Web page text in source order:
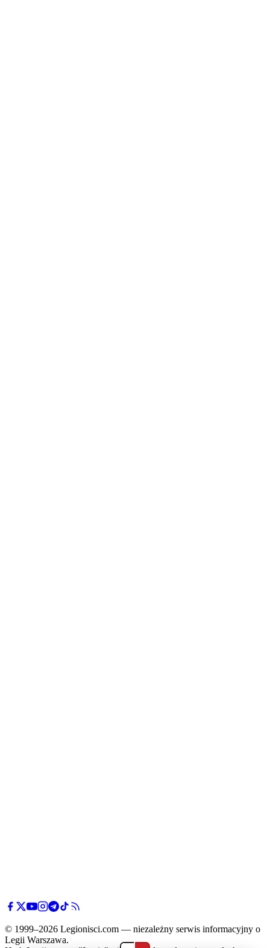
© 1999–2026 Legionisci.com — niezależny serwis informacyjny o
Legii Warszawa.